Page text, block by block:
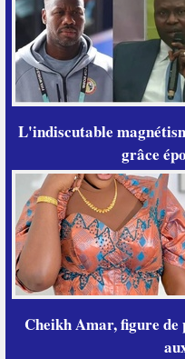
L'indiscutable
grâce
Cheikh Amar, figure